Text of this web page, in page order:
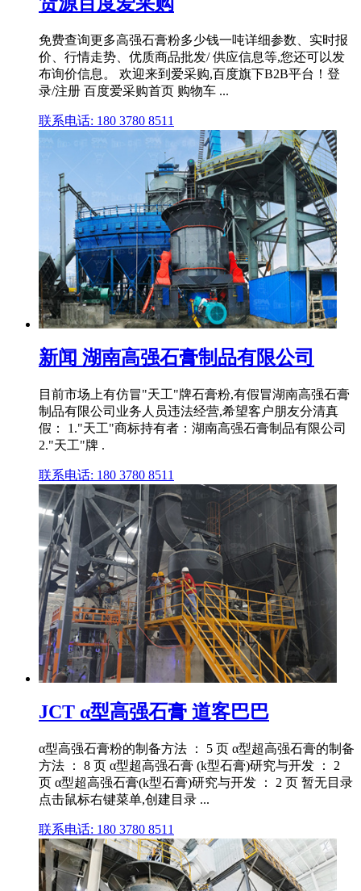
免费查询更多高强石膏粉多少钱一吨详细参数、实时报
价、行情走势、优质商品批发/ 供应信息等,您还可以发
布询价信息。 欢迎来到爱采购,百度旗下B2B平台！登
录/注册 百度爱采购首页 购物车 ...
联系电话: 180 3780 8511
新闻 湖南高强石膏制品有限公司
目前市场上有仿冒"天工"牌石膏粉,有假冒湖南高强石膏
制品有限公司业务人员违法经营,希望客户朋友分清真
假： 1."天工"商标持有者：湖南高强石膏制品有限公司
2."天工"牌 .
联系电话: 180 3780 8511
JCT α型高强石膏 道客巴巴
α型高强石膏粉的制备方法 ： 5 页 α型超高强石膏的制备
方法 ： 8 页 α型超高强石膏 (k型石膏)研究与开发 ： 2
页 α型超高强石膏(k型石膏)研究与开发 ： 2 页 暂无目录
点击鼠标右键菜单,创建目录 ...
联系电话: 180 3780 8511